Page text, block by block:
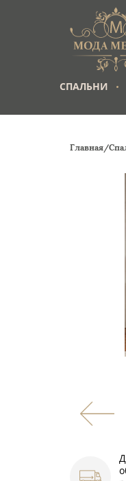
СПАЛЬНИ
Главная/